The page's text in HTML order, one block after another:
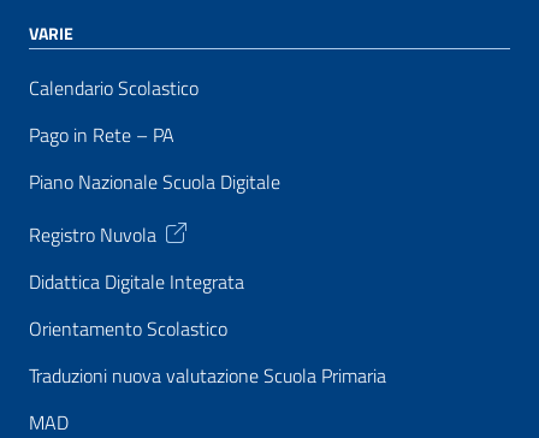
VARIE
Calendario Scolastico
Pago in Rete – PA
Piano Nazionale Scuola Digitale
Registro Nuvola
Didattica Digitale Integrata
Orientamento Scolastico
Traduzioni nuova valutazione Scuola Primaria
MAD